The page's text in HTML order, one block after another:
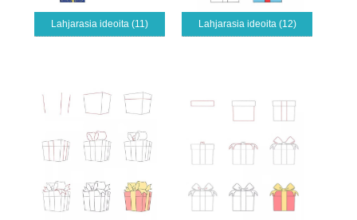
Lahjarasia ideoita (11) Lahjarasia ideoita (12)